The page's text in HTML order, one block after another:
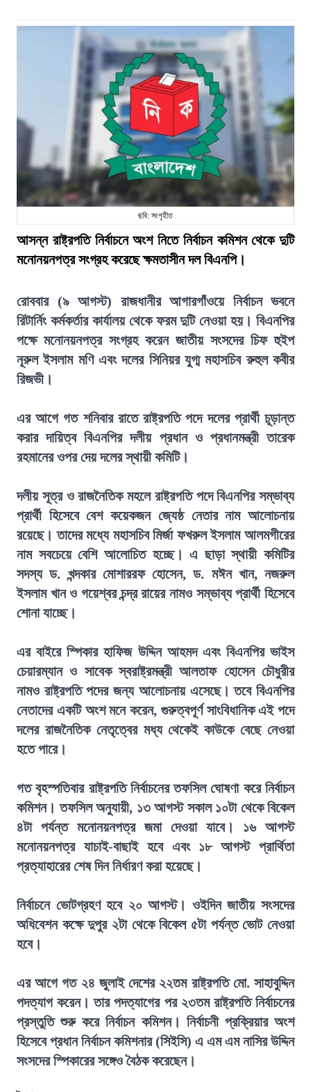
ছবি: সংগৃহীত
আসন্ন রাষ্ট্রপতি নির্বাচনে অংশ নিতে নির্বাচন কমিশন থেকে দুটি
মনোনয়নপত্র সংগ্রহ করেছে ক্ষমতাসীন দল বিএনপি।
রোববার (৯ আগস্ট) রাজধানীর আগারগাঁওয়ে নির্বাচন ভবনে
রিটার্নিং কর্মকর্তার কার্যালয় থেকে ফরম দুটি নেওয়া হয়। বিএনপির
পক্ষে মনোনয়নপত্র সংগ্রহ করেন জাতীয় সংসদের চিফ হুইপ
নূরুল ইসলাম মণি এবং দলের সিনিয়র যুগ্ম মহাসচিব রুহুল কবীর
রিজভী।
এর আগে গত শনিবার রাতে রাষ্ট্রপতি পদে দলের প্রার্থী চূড়ান্ত
করার দায়িত্ব বিএনপির দলীয় প্রধান ও প্রধানমন্ত্রী তারেক
রহমানের ওপর দেয় দলের স্থায়ী কমিটি।
দলীয় সূত্র ও রাজনৈতিক মহলে রাষ্ট্রপতি পদে বিএনপির সম্ভাব্য
প্রার্থী হিসেবে বেশ কয়েকজন জ্যেষ্ঠ নেতার নাম আলোচনায়
রয়েছে। তাদের মধ্যে মহাসচিব মির্জা ফখরুল ইসলাম আলমগীরের
নাম সবচেয়ে বেশি আলোচিত হচ্ছে। এ ছাড়া স্থায়ী কমিটির
সদস্য ড. খন্দকার মোশাররফ হোসেন, ড. মঈন খান, নজরুল
ইসলাম খান ও গয়েশ্বর চন্দ্র রায়ের নামও সম্ভাব্য প্রার্থী হিসেবে
শোনা যাচ্ছে।
এর বাইরে স্পিকার হাফিজ উদ্দিন আহমদ এবং বিএনপির ভাইস
চেয়ারম্যান ও সাবেক স্বরাষ্ট্রমন্ত্রী আলতাফ হোসেন চৌধুরীর
নামও রাষ্ট্রপতি পদের জন্য আলোচনায় এসেছে। তবে বিএনপির
নেতাদের একটি অংশ মনে করেন, গুরুত্বপূর্ণ সাংবিধানিক এই পদে
দলের রাজনৈতিক নেতৃত্বের মধ্য থেকেই কাউকে বেছে নেওয়া
হতে পারে।
গত বৃহস্পতিবার রাষ্ট্রপতি নির্বাচনের তফসিল ঘোষণা করে নির্বাচন
কমিশন। তফসিল অনুযায়ী, ১৩ আগস্ট সকাল ১০টা থেকে বিকেল
৪টা পর্যন্ত মনোনয়নপত্র জমা দেওয়া যাবে। ১৬ আগস্ট
মনোনয়নপত্র যাচাই-বাছাই হবে এবং ১৮ আগস্ট প্রার্থিতা
প্রত্যাহারের শেষ দিন নির্ধারণ করা হয়েছে।
নির্বাচনে ভোটগ্রহণ হবে ২০ আগস্ট। ওইদিন জাতীয় সংসদের
অধিবেশন কক্ষে দুপুর ২টা থেকে বিকেল ৫টা পর্যন্ত ভোট নেওয়া
হবে।
এর আগে গত ২৪ জুলাই দেশের ২২তম রাষ্ট্রপতি মো. সাহাবুদ্দিন
পদত্যাগ করেন। তার পদত্যাগের পর ২৩তম রাষ্ট্রপতি নির্বাচনের
প্রস্তুতি শুরু করে নির্বাচন কমিশন। নির্বাচনী প্রক্রিয়ার অংশ
হিসেবে প্রধান নির্বাচন কমিশনার (সিইসি) এ এম এম নাসির উদ্দিন
সংসদের স্পিকারের সঙ্গেও বৈঠক করেছেন।